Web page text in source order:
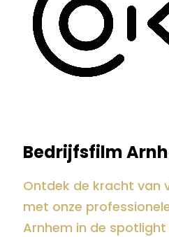
Bedrijfsfilm
Ontdek de kracht van
met onze
Arnhem in de